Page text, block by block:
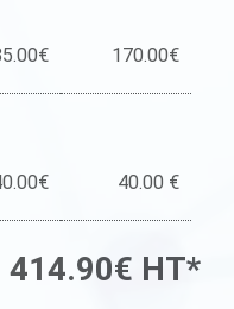
170.00€
40.00 €
414.90€ HT*